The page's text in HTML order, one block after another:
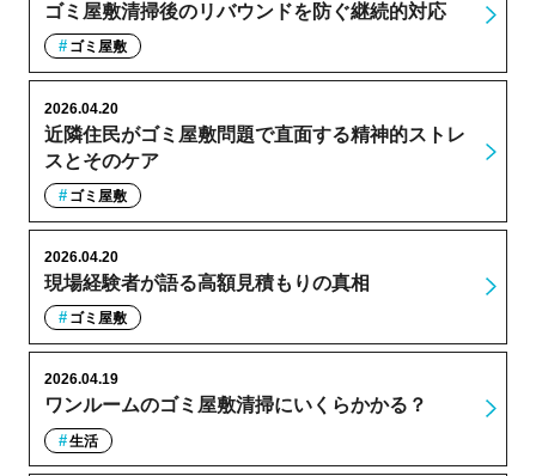
ゴミ屋敷清掃後のリバウンドを防ぐ継続的対応
ゴミ屋敷
近隣住民がゴミ屋敷問題で直面する精神的ストレ
スとそのケア
2026.04.20
ゴミ屋敷
現場経験者が語る高額見積もりの真相
2026.04.20
ゴミ屋敷
ワンルームのゴミ屋敷清掃にいくらかかる？
2026.04.19
生活